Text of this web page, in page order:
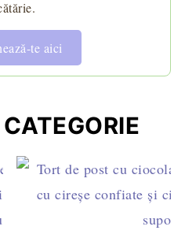
te aici
- blat pufos și multe